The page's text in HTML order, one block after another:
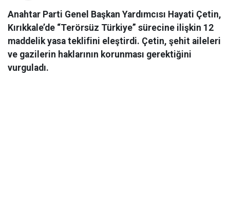
Anahtar Parti Genel Başkan Yardımcısı Hayati Çetin,
Kırıkkale’de “Terörsüz Türkiye” sürecine ilişkin 12
maddelik yasa teklifini eleştirdi. Çetin, şehit aileleri
ve gazilerin haklarının korunması gerektiğini
vurguladı.